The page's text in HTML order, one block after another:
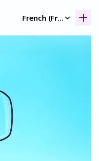
French (France)